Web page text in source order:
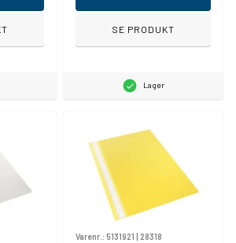
SE PRODUKT
Lager
Varenr.: 5131921 28318